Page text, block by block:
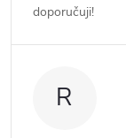
doporučuji!
R